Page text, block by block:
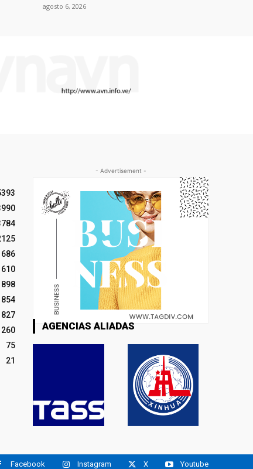
agosto 6, 2026
898
854
827
260
75
21
- Advertisement -
AGENCIAS ALIADAS
Facebook Instagram X Youtube